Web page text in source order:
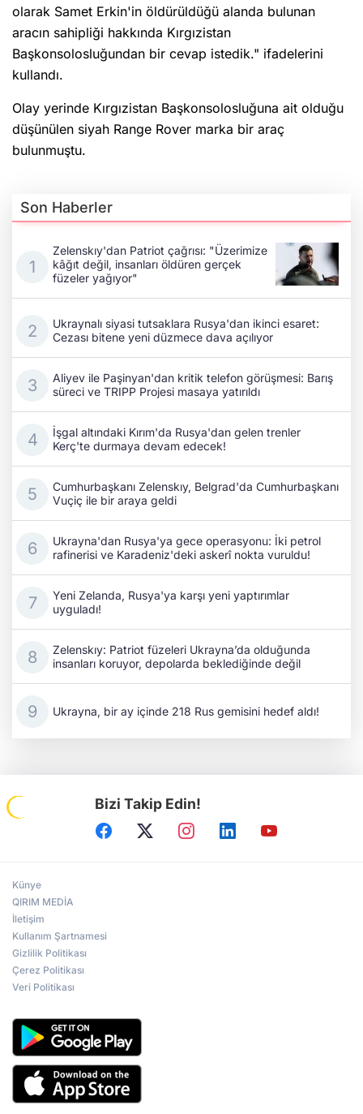
olarak Samet Erkin'in öldürüldüğü alanda bulunan
aracın sahipliği hakkında Kırgızistan
Başkonsolosluğundan bir cevap istedik." ifadelerini
kullandı.
Olay yerinde Kırgızistan Başkonsolosluğuna ait olduğu
düşünülen siyah Range Rover marka bir araç
bulunmuştu.
Son Haberler
Zelenskıy'dan Patriot çağrısı: "Üzerimize
kâğıt değil, insanları öldüren gerçek
füzeler yağıyor"
Ukraynalı siyasi tutsaklara Rusya'dan ikinci esaret:
Cezası bitene yeni düzmece dava açılıyor
Aliyev ile Paşinyan'dan kritik telefon görüşmesi: Barış
süreci ve TRIPP Projesi masaya yatırıldı
İşgal altındaki Kırım'da Rusya'dan gelen trenler
Kerç'te durmaya devam edecek!
Cumhurbaşkanı Zelenskıy, Belgrad'da Cumhurbaşkanı
Vuçiç ile bir araya geldi
Ukrayna'dan Rusya'ya gece operasyonu: İki petrol
rafinerisi ve Karadeniz'deki askerî nokta vuruldu!
Yeni Zelanda, Rusya'ya karşı yeni yaptırımlar
uyguladı!
Zelenskıy: Patriot füzeleri Ukrayna’da olduğunda
insanları koruyor, depolarda beklediğinde değil
Ukrayna, bir ay içinde 218 Rus gemisini hedef aldı!
Bizi Takip Edin!
Künye
QIRIM MEDİA
İletişim
Kullanım Şartnamesi
Gizlilik Politikası
Çerez Politikası
Veri Politikası